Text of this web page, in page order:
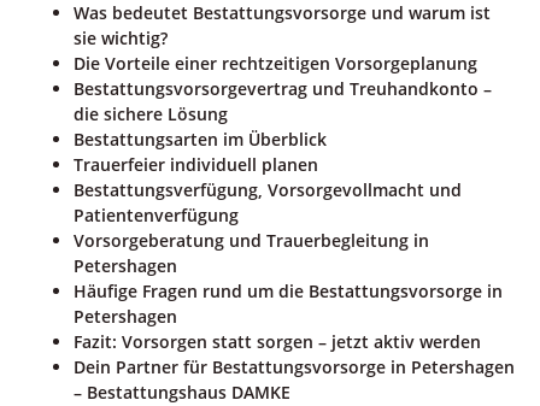
Was bedeutet Bestattungsvorsorge und warum ist
sie wichtig?
Die Vorteile einer rechtzeitigen Vorsorgeplanung
Bestattungsvorsorgevertrag und Treuhandkonto –
die sichere Lösung
Bestattungsarten im Überblick
Trauerfeier individuell planen
Bestattungsverfügung, Vorsorgevollmacht und
Patientenverfügung
Vorsorgeberatung und Trauerbegleitung in
Petershagen
Häufige Fragen rund um die Bestattungsvorsorge in
Petershagen
Fazit: Vorsorgen statt sorgen – jetzt aktiv werden
Dein Partner für Bestattungsvorsorge in Petershagen
– Bestattungshaus DAMKE